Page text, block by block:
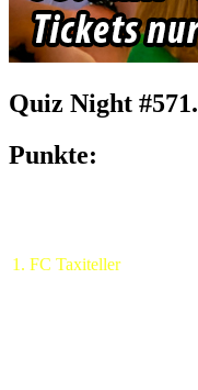
Quiz Night
Punkte:
1. FC Taxiteller